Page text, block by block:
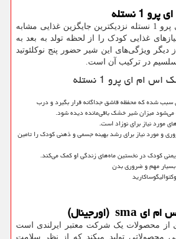
نستله
شیر خشک اس ام ای پرو 1 نستله نزدیکترین جایگزین غذایی مشابه
غذایی کودک را از لحظه تولد به بعد به
دیگر ویژگی‌های این شیر حضور پنج نوکلئوتید
در ترکیب آن است.
ای پرو 1 نستله
شده که محفظه قاشق جداگانه قرار بگیرد و درب
میزان شیر خشک باقی‌مانده دیده شود.
مورد نیاز برای نوزاد است.
و مورد نیاز برای رشد بهینه جسمی و ذهنی کودک را تامین
کودک در نخستین ماه‌های زندگی او کمک می‌کند.
بسیار مهم و ضروری بدن
ام ایsma (اورجینال)
محصولات یک شرکت معتبر ایرلندی است
تولید میکند که از نظر سلامت